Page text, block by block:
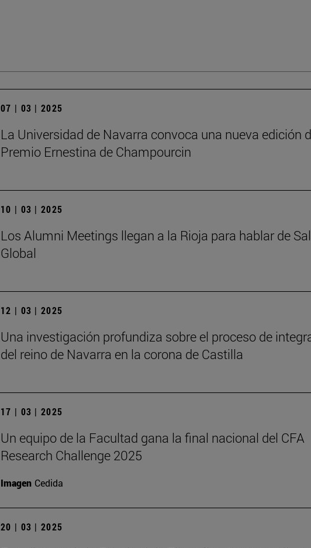
07 | 03 | 2025
La Universidad de Navarra convoca una nueva edición
Premio Ernestina de Champourcin
10 | 03 | 2025
Los Alumni Meetings llegan a la Rioja para hablar de
Global
12 | 03 | 2025
Una investigación profundiza sobre el proceso de
del reino de Navarra en la corona de Castilla
17 | 03 | 2025
Un equipo de la Facultad gana la final nacional del CFA
Research Challenge 2025
Imagen Cedida
20 | 03 | 2025